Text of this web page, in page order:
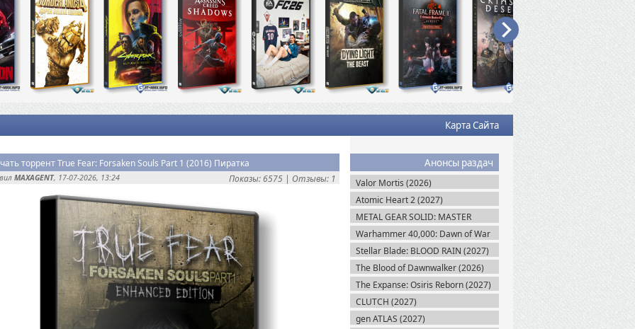
Карта Сайта
Анонсы раздач
Valor Mortis (2026)
Atomic Heart 2 (2027)
METAL GEAR SOLID: MASTER
COLLECTION Vol.2 (2026)
Warhammer 40,000: Dawn of War
IV (2026)
Stellar Blade: BLOOD RAIN (2027)
The Blood of Dawnwalker (2026)
The Expanse: Osiris Reborn (2027)
CLUTCH (2027)
gen ATLAS (2027)
торрент True Fear: Forsaken Souls Part 1 (2016) Пиратка
Показы: 6575 | Отзывы: 1
MAXAGENT, 17-07-2026, 13:24